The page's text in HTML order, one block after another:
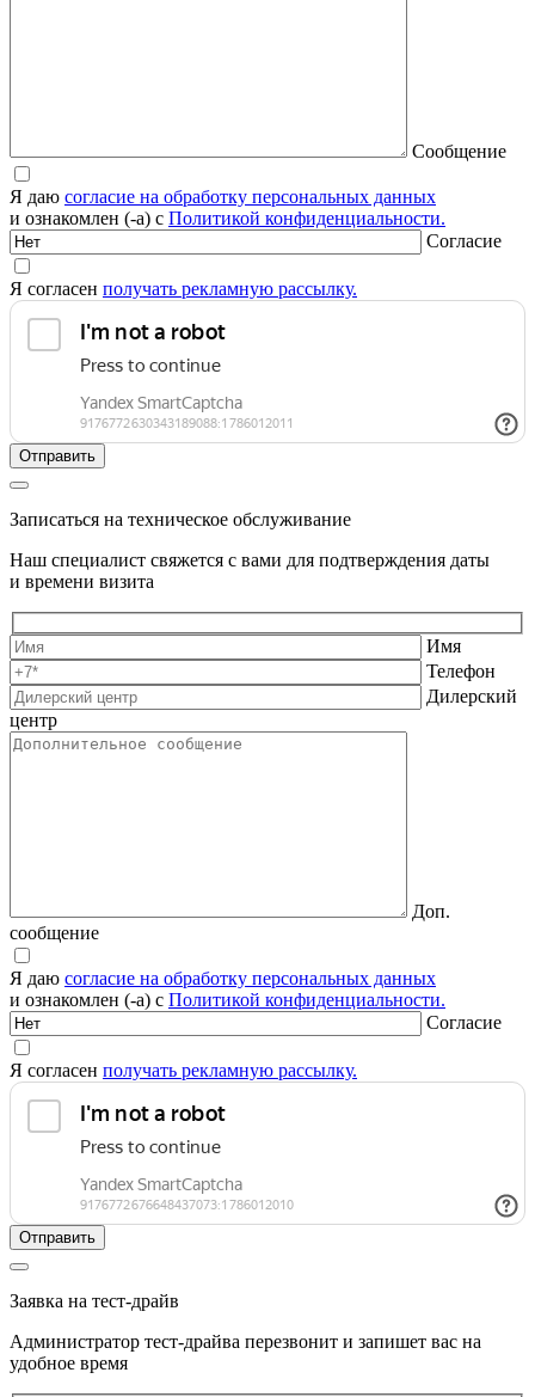
Сообщение
Я даю согласие на обработку персональных данных
и ознакомлен (-а) с Политикой конфиденциальности.
Согласие
Я согласен получать рекламную рассылку.
Записаться на техническое обслуживание
Наш специалист свяжется с вами для подтверждения даты
и времени визита
Имя
Телефон
Дилерский
центр
Доп.
сообщение
Я даю согласие на обработку персональных данных
и ознакомлен (-а) с Политикой конфиденциальности.
Согласие
Я согласен получать рекламную рассылку.
Заявка на тест-драйв
Администратор тест-драйва перезвонит и запишет вас на
удобное время